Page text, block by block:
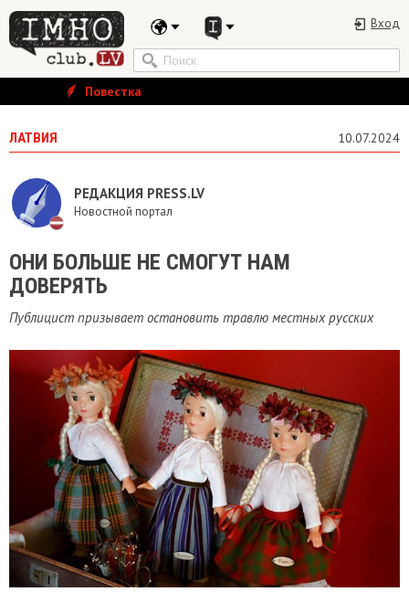
Вход
Повестка
ЛАТВИЯ 10.07.2024
РЕДАКЦИЯ PRESS.LV
Новостной портал
ОНИ БОЛЬШЕ НЕ СМОГУТ НАМ
ДОВЕРЯТЬ
Публицист призывает остановить травлю местных русских